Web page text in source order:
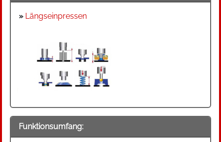
» Längseinpressen
Funktionsumfang: